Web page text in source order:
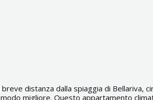
distanza dalla spiaggia di Bellariva,
migliore. Questo appartamento